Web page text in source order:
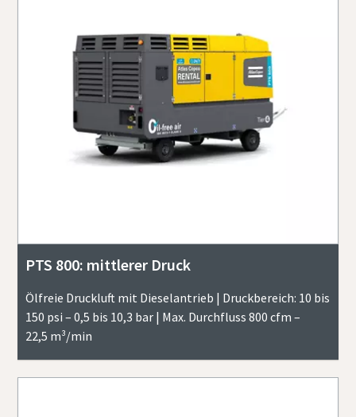
PTS 800: mittlerer Druck
Ölfreie Druckluft mit Dieselantrieb | Druckbereich: 10 bis
150 psi – 0,5 bis 10,3 bar | Max. Durchfluss 800 cfm –
22,5 m³/min